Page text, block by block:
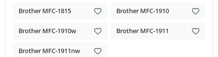
Brother MFC-1815 Brother MFC-1910
Brother MFC-1910w Brother MFC-1911
Brother MFC-1911nw